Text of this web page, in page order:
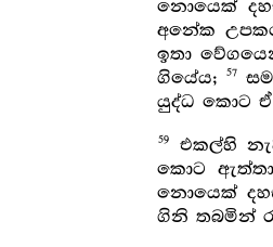
නොයෙක්
අනේක
ඉතා
ගියේය;
57
යුද්ධ කොට
59 එකල්හි
කොට
නොයෙක්
ගිනි තබමින්